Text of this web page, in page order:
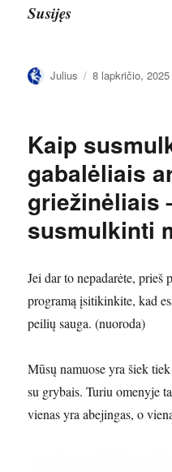
Susijęs
Autorius
Julius Paskelbta
8 lapkričio, 2025
Kaip
gabalėliais
griežinėliais
susmulkinti
Jei dar to nepadarėte, prieš
programą įsitikinkite, kad
peilių sauga. (nuoroda)
Mūsų namuose yra šiek
su grybais. Turiu omenyje
vienas yra abejingas, o